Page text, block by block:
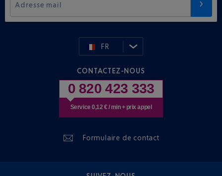
Adresse mail
FR
CONTACTEZ-NOUS
0 820 423 333
Service 0,12 € / min + prix appel
Formulaire de contact